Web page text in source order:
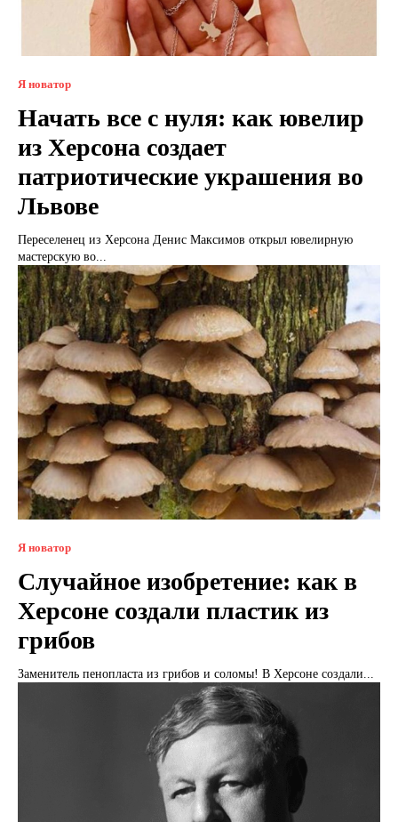
Я новатор
Начать все с нуля: как ювелир
из Херсона создает
патриотические украшения во
Львове
Переселенец из Херсона Денис Максимов открыл ювелирную
мастерскую во...
Я новатор
Случайное изобретение: как в
Херсоне создали пластик из
грибов
Заменитель пенопласта из грибов и соломы! В Херсоне создали...